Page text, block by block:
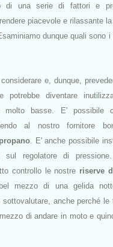
di una serie di fattori e
piacevole e rilassante
dunque quali sono i
e, dunque,
potrebbe diventare
molto basse. E' possibile
al nostro fornitore
propano. E' anche possibile
regolatore di pressione.
controllo le nostre riserve
mezzo di una gelida
sottovalutare, anche perché le
di andare in moto e